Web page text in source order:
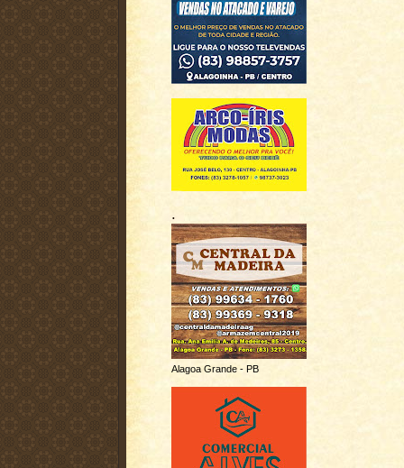
.
Alagoa Grande - PB